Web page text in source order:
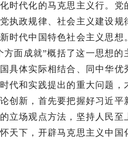
时代化的马克思主义行。党
执政规律、社会主义建设规
时代中国特色社会主义思想
面成就”概括了这一思想的
具体实际相结合、同中华优
代和实践提出的重大问题，
创新，首先要把握好习近平
立场观点方法，坚持人民至
天下，开辟马克思主义中国